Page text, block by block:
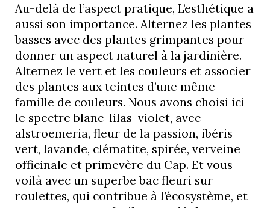
Au-delà de l’aspect pratique, L’esthétique a
aussi son importance. Alternez les plantes
basses avec des plantes grimpantes pour
donner un aspect naturel à la jardinière.
Alternez le vert et les couleurs et associer
des plantes aux teintes d’une même
famille de couleurs. Nous avons choisi ici
le spectre blanc-lilas-violet, avec
alstroemeria, fleur de la passion, ibéris
vert, lavande, clématite, spirée, verveine
officinale et primevère du Cap. Et vous
voilà avec un superbe bac fleuri sur
roulettes, qui contribue à l’écosystème, et